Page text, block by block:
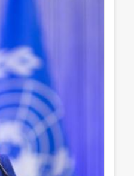
ك
ت
ر
و
ن